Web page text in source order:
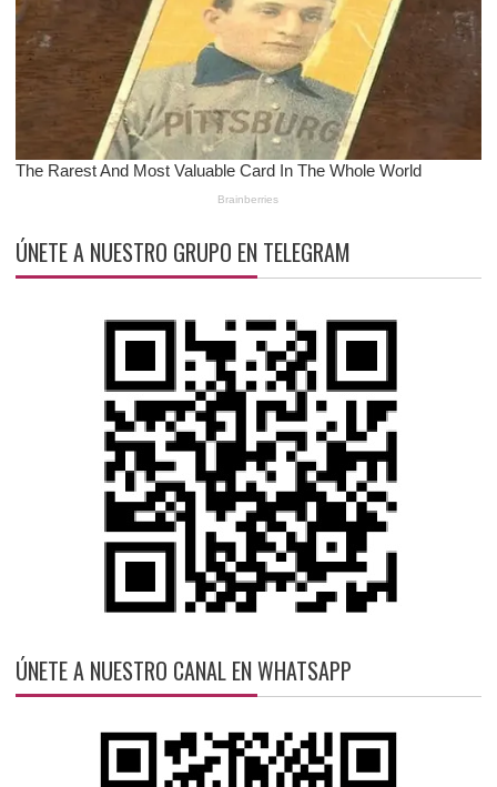
ÚNETE A NUESTRO GRUPO EN TELEGRAM
ÚNETE A NUESTRO CANAL EN WHATSAPP